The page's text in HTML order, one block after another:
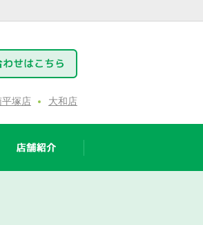
塚店 大和店